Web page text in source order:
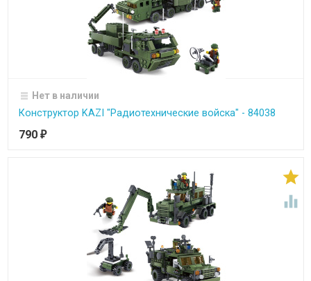
Нет в наличии
Конструктор KAZI "Радиотехнические войска" - 84038
790 ₽

